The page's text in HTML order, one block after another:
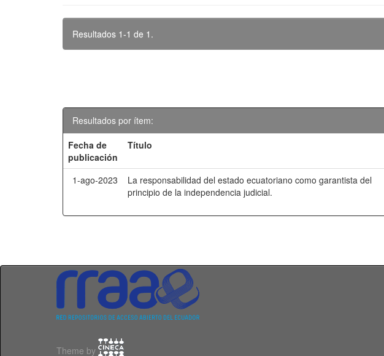
Resultados 1-1 de 1.
Resultados por ítem:
Fecha de
publicación
Título
1-ago-2023
La responsabilidad del estado ecuatoriano como garantista del
principio de la independencia judicial.
Theme by